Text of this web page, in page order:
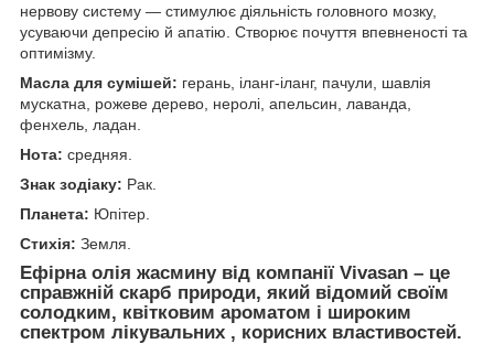
нервову систему — стимулює діяльність головного мозку,
усуваючи депресію й апатію. Створює почуття впевненості та
оптимізму.
Масла для сумішей: герань, іланг-іланг, пачули, шавлія
мускатна, рожеве дерево, неролі, апельсин, лаванда,
фенхель, ладан.
Нота: средняя.
Знак зодіаку: Рак.
Планета: Юпітер.
Стихія: Земля.
Ефірна олія жасмину від компанії Vivasan – це
справжній скарб природи, який відомий своїм
солодким, квітковим ароматом і широким
спектром лікувальних , корисних властивостей.